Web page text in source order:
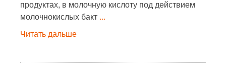
продуктах, в молочную кислоту под действием
молочнокислых бакт ...
Читать дальше